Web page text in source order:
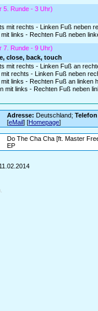
5. Runde - 3 Uhr)
mit rechts - Linken Fuß neben
links - Rechten Fuß neben
7. Runde - 9 Uhr)
close, back, touch
mit rechts - Linken Fuß an
rechts - Linken Fuß neben
links - Rechten Fuß an linken
mit links - Rechten Fuß neben
Adresse: Deutschland;
[eMail] [Homepage]
Do The Cha Cha [ft. Master
EP